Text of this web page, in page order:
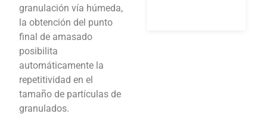
granulación vía húmeda,
la obtención del punto
final de amasado
posibilita
automáticamente la
repetitividad en el
tamaño de partículas de
granulados.
desarrollo